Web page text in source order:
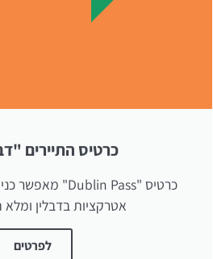
כרטיס התיירים
אטרקציות בדבלין ומלא
לפרטים